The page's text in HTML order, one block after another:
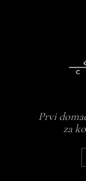
Prvi
za